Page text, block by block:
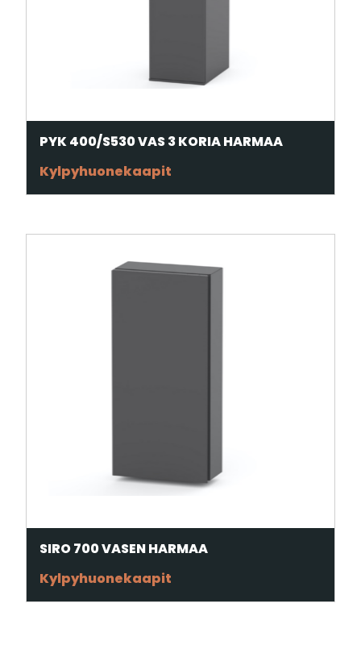
PYK 400/S530 VAS 3 KORIA HARMAA
Kylpyhuonekaapit
SIRO 700 VASEN HARMAA
Kylpyhuonekaapit